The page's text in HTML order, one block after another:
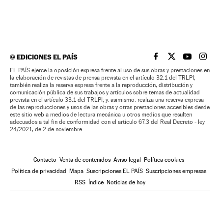
©EDICIONES EL PAÍS EL PAÍS BRASIL EN
EL PAÍSEL PAÍS
EL
EL PAÍS ejerce la oposición expresa frente al uso de sus obras y prestaciones en
la elaboración de revistas de prensa prevista en el artículo 32.1 del TRLPI;
también realiza la reserva expresa frente a la reproducción, distribución y
comunicación pública de sus trabajos y artículos sobre temas de actualidad
prevista en el artículo 33.1 del TRLPI; y, asimismo, realiza una reserva expresa
de las reproducciones y usos de las obras y otras prestaciones accesibles desde
este sitio web a medios de lectura mecánica u otros medios que resulten
adecuados a tal fin de conformidad con el artículo 67.3 del Real Decreto - ley
24/2021, de 2 de noviembre
Contacto Venta de contenidos Aviso legal
Política cookies
Política de privacidad
Mapa Suscripciones EL PAÍS Suscripciones empresas
RSS
Índice Noticias de hoy